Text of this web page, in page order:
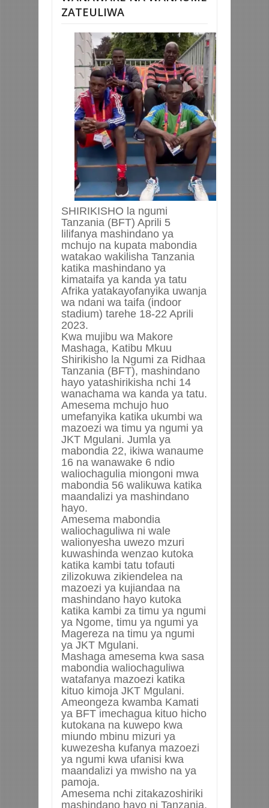
ZATEULIWA
SHIRIKISHO la ngumi
Tanzania (BFT) Aprili 5
lilifanya mashindano ya
mchujo na kupata mabondia
watakao wakilisha Tanzania
katika mashindano ya
kimataifa ya kanda ya tatu
Afrika yatakayofanyika uwanja
wa ndani wa taifa (indoor
stadium) tarehe 18-22 Aprili
2023.
Kwa mujibu wa Makore
Mashaga, Katibu Mkuu
Shirikisho la Ngumi za Ridhaa
Tanzania (BFT), mashindano
hayo yatashirikisha nchi 14
wanachama wa kanda ya tatu.
Amesema mchujo huo
umefanyika katika ukumbi wa
mazoezi wa timu ya ngumi ya
JKT Mgulani. Jumla ya
mabondia 22, ikiwa wanaume
16 na wanawake 6 ndio
waliochagulia miongoni mwa
mabondia 56 walikuwa katika
maandalizi ya mashindano
hayo.
Amesema mabondia
waliochaguliwa ni wale
walionyesha uwezo mzuri
kuwashinda wenzao kutoka
katika kambi tatu tofauti
zilizokuwa zikiendelea na
mazoezi ya kujiandaa na
mashindano hayo kutoka
katika kambi za timu ya ngumi
ya Ngome, timu ya ngumi ya
Magereza na timu ya ngumi
ya JKT Mgulani.
Mashaga amesema kwa sasa
mabondia waliochaguliwa
watafanya mazoezi katika
kituo kimoja JKT Mgulani.
Ameongeza kwamba Kamati
ya BFT imechagua kituo hicho
kutokana na kuwepo kwa
miundo mbinu mizuri ya
kuwezesha kufanya mazoezi
ya ngumi kwa ufanisi kwa
maandalizi ya mwisho na ya
pamoja.
Amesema nchi zitakazoshiriki
mashindano hayo ni Tanzania,